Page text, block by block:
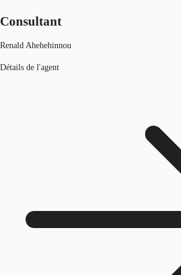
Consultant
Renald Ahehehinnou
Détails de l'agent